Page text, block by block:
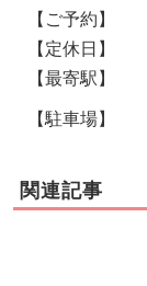
【ご予約】
【定休日】
【最寄駅】
【駐車場】
関連記事